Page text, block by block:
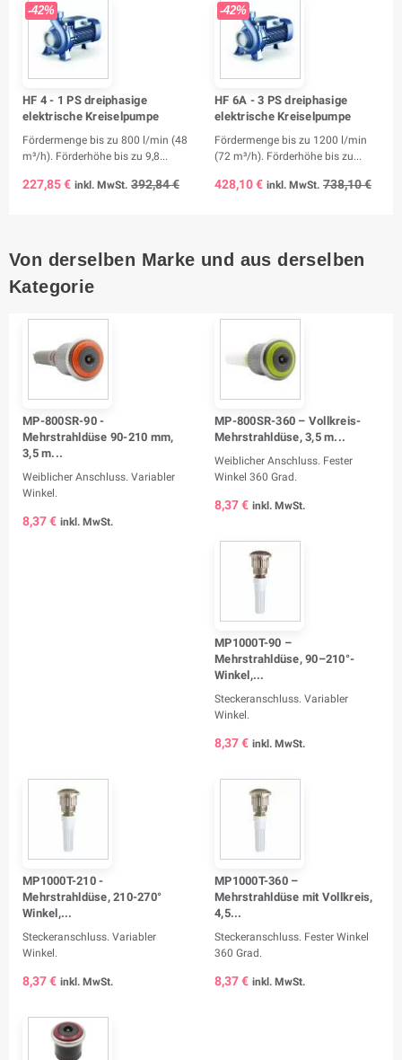
-42%
HF 4 - 1 PS dreiphasige
elektrische Kreiselpumpe
Fördermenge bis zu 800 l/min (48
m³/h). Förderhöhe bis zu 9,8...
227,85 € inkl. MwSt. 392,84 €
-42%
HF 6A - 3 PS dreiphasige
elektrische Kreiselpumpe
Fördermenge bis zu 1200 l/min
(72 m³/h). Förderhöhe bis zu...
428,10 € inkl. MwSt. 738,10 €
Von derselben Marke und aus derselben
Kategorie
MP-800SR-90 -
Mehrstrahldüse 90-210 mm,
3,5 m...
Weiblicher Anschluss. Variabler
Winkel.
8,37 € inkl. MwSt.
MP-800SR-360 – Vollkreis-
Mehrstrahldüse, 3,5 m...
Weiblicher Anschluss. Fester
Winkel 360 Grad.
8,37 € inkl. MwSt.
MP1000T-90 –
Mehrstrahldüse, 90–210°-
Winkel,...
Steckeranschluss. Variabler
Winkel.
8,37 € inkl. MwSt.
MP1000T-210 -
Mehrstrahldüse, 210-270°
Winkel,...
Steckeranschluss. Variabler
Winkel.
8,37 € inkl. MwSt.
MP1000T-360 –
Mehrstrahldüse mit Vollkreis,
4,5...
Steckeranschluss. Fester Winkel
360 Grad.
8,37 € inkl. MwSt.